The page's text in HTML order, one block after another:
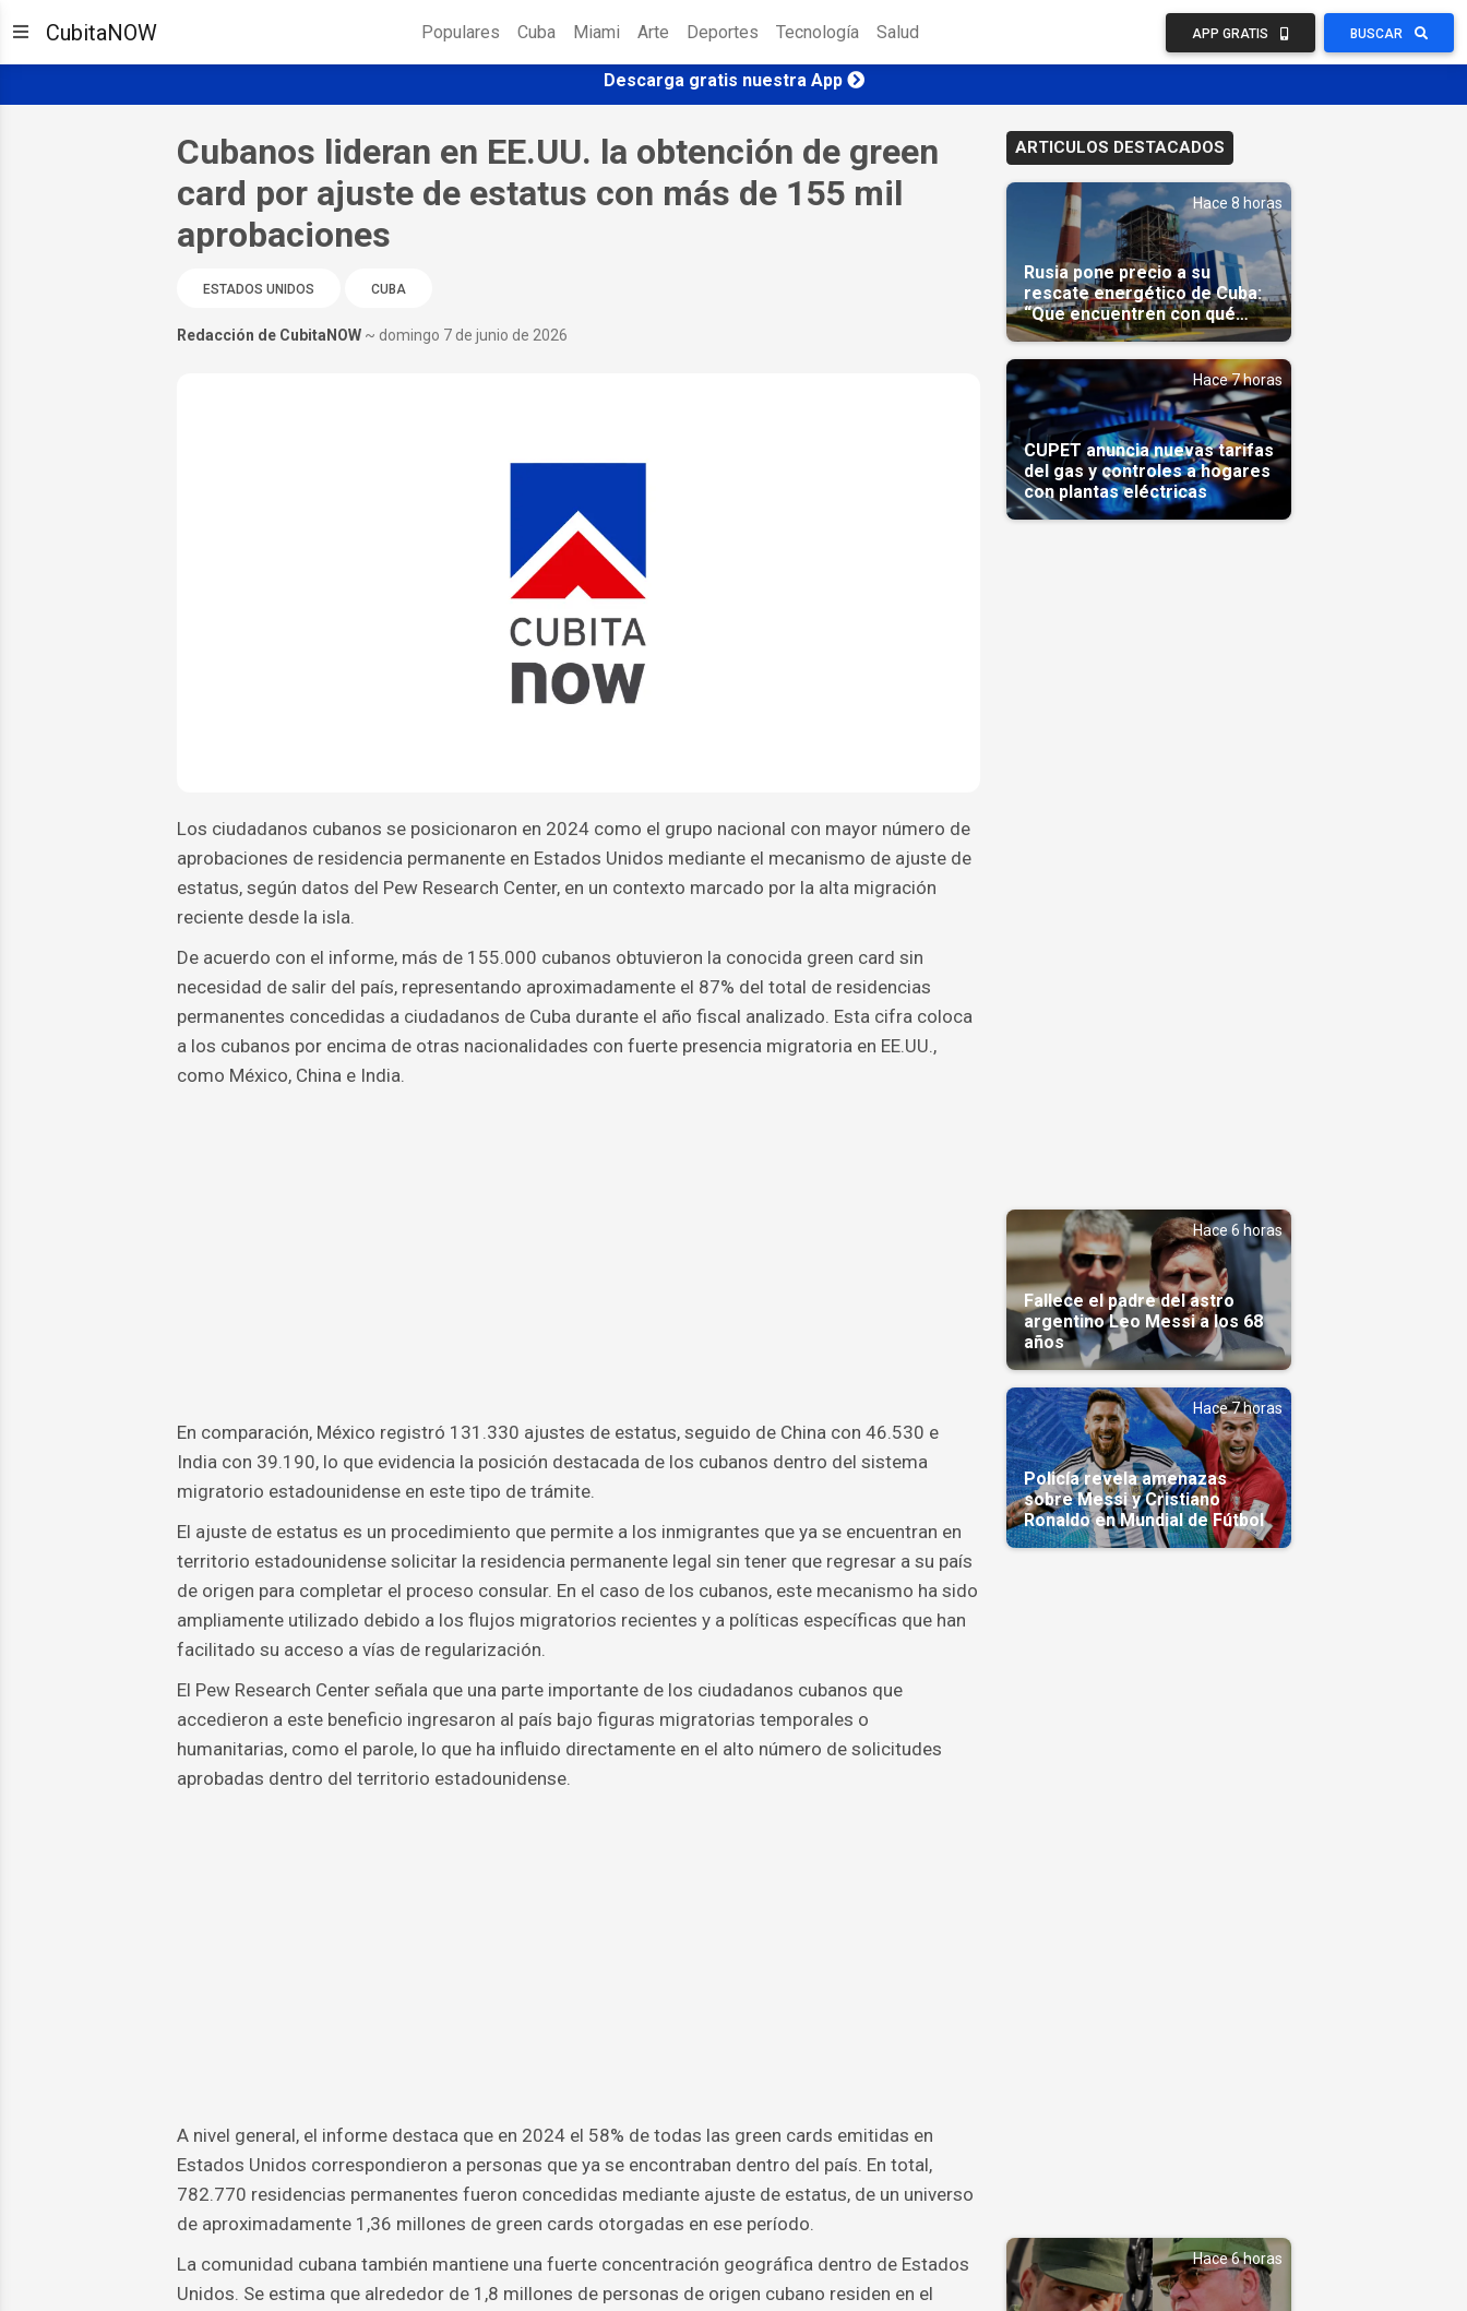
CubitaNOW Populares Cuba Miami Arte Deportes Tecnología Salud APP GRATIS BUSCAR
Descarga gratis nuestra App
Cubanos lideran en EE.UU. la obtención de green
card por ajuste de estatus con más de 155 mil
aprobaciones
ESTADOS UNIDOS CUBA
Redacción de CubitaNOW ~ domingo 7 de junio de 2026
Los ciudadanos cubanos se posicionaron en 2024 como el grupo nacional con mayor número de
aprobaciones de residencia permanente en Estados Unidos mediante el mecanismo de ajuste de
estatus, según datos del Pew Research Center, en un contexto marcado por la alta migración
reciente desde la isla.
De acuerdo con el informe, más de 155.000 cubanos obtuvieron la conocida green card sin
necesidad de salir del país, representando aproximadamente el 87% del total de residencias
permanentes concedidas a ciudadanos de Cuba durante el año fiscal analizado. Esta cifra coloca
a los cubanos por encima de otras nacionalidades con fuerte presencia migratoria en EE.UU.,
como México, China e India.
En comparación, México registró 131.330 ajustes de estatus, seguido de China con 46.530 e
India con 39.190, lo que evidencia la posición destacada de los cubanos dentro del sistema
migratorio estadounidense en este tipo de trámite.
El ajuste de estatus es un procedimiento que permite a los inmigrantes que ya se encuentran en
territorio estadounidense solicitar la residencia permanente legal sin tener que regresar a su país
de origen para completar el proceso consular. En el caso de los cubanos, este mecanismo ha sido
ampliamente utilizado debido a los flujos migratorios recientes y a políticas específicas que han
facilitado su acceso a vías de regularización.
El Pew Research Center señala que una parte importante de los ciudadanos cubanos que
accedieron a este beneficio ingresaron al país bajo figuras migratorias temporales o
humanitarias, como el parole, lo que ha influido directamente en el alto número de solicitudes
aprobadas dentro del territorio estadounidense.
A nivel general, el informe destaca que en 2024 el 58% de todas las green cards emitidas en
Estados Unidos correspondieron a personas que ya se encontraban dentro del país. En total,
782.770 residencias permanentes fueron concedidas mediante ajuste de estatus, de un universo
de aproximadamente 1,36 millones de green cards otorgadas en ese período.
La comunidad cubana también mantiene una fuerte concentración geográfica dentro de Estados
Unidos. Se estima que alrededor de 1,8 millones de personas de origen cubano residen en el
ARTICULOS DESTACADOS
Hace 8 horas
Rusia pone precio a su
rescate energético de Cuba:
“Que encuentren con qué
pagarnos”
Hace 7 horas
CUPET anuncia nuevas tarifas
del gas y controles a hogares
con plantas eléctricas
Hace 6 horas
Fallece el padre del astro
argentino Leo Messi a los 68
años
Hace 7 horas
Policía revela amenazas
sobre Messi y Cristiano
Ronaldo en Mundial de Fútbol
Hace 6 horas